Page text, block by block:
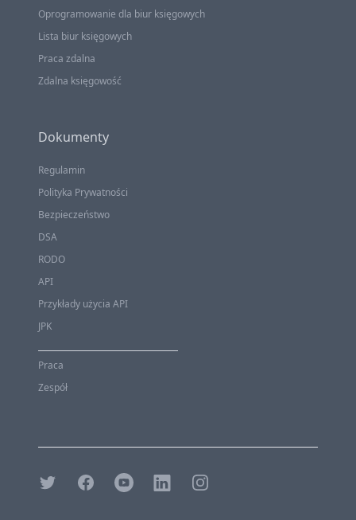
Oprogramowanie dla biur księgowych
Lista biur księgowych
Praca zdalna
Zdalna księgowość
Dokumenty
Regulamin
Polityka Prywatności
Bezpieczeństwo
DSA
RODO
API
Przykłady użycia API
JPK
Praca
Zespół
TwitterFacebookYoutubeLinkedinInstagram